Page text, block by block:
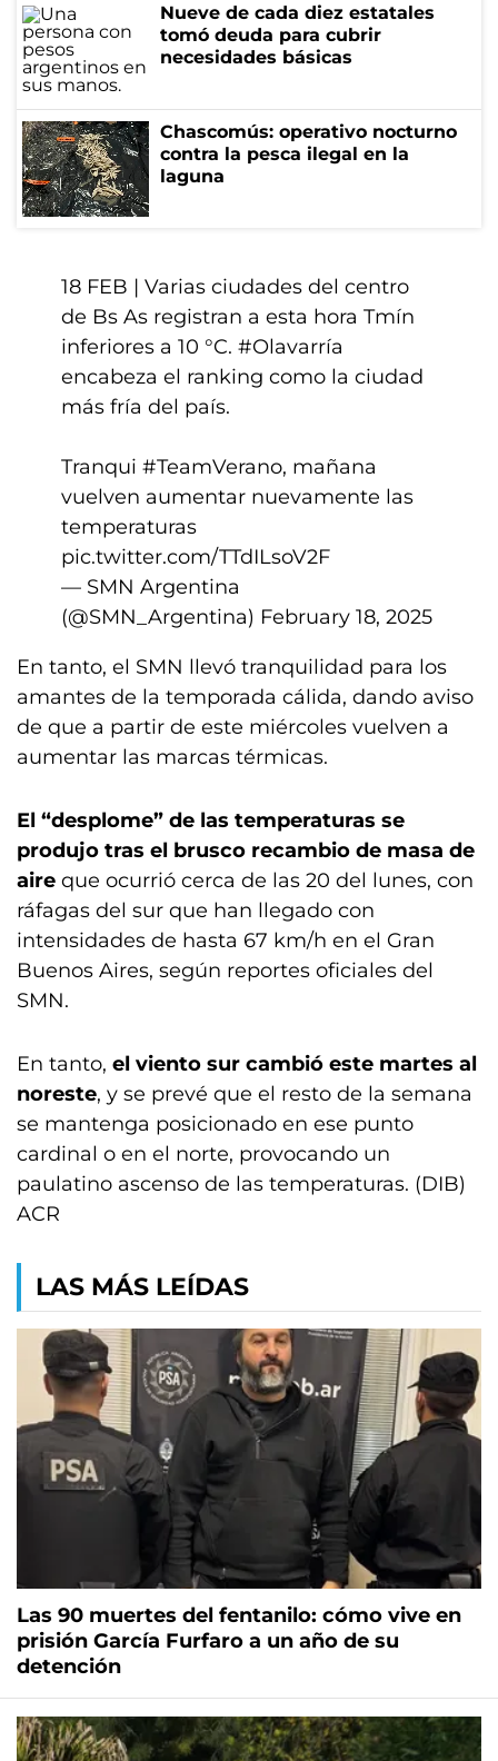
Nueve de cada diez estatales
tomó deuda para cubrir
necesidades básicas
Chascomús: operativo nocturno
contra la pesca ilegal en la
laguna
18 FEB | Varias ciudades del centro
de Bs As registran a esta hora Tmín
inferiores a 10 °C. #Olavarría
encabeza el ranking como la ciudad
más fría del país.
Tranqui #TeamVerano, mañana
vuelven aumentar nuevamente las
temperaturas
pic.twitter.com/TTdILsoV2F
— SMN Argentina
(@SMN_Argentina) February 18, 2025
En tanto, el SMN llevó tranquilidad para los
amantes de la temporada cálida, dando aviso
de que a partir de este miércoles vuelven a
aumentar las marcas térmicas.
El “desplome” de las temperaturas se
produjo tras el brusco recambio de masa de
aire que ocurrió cerca de las 20 del lunes, con
ráfagas del sur que han llegado con
intensidades de hasta 67 km/h en el Gran
Buenos Aires, según reportes oficiales del
SMN.
En tanto, el viento sur cambió este martes al
noreste, y se prevé que el resto de la semana
se mantenga posicionado en ese punto
cardinal o en el norte, provocando un
paulatino ascenso de las temperaturas. (DIB)
ACR
LAS MÁS LEÍDAS
Las 90 muertes del fentanilo: cómo vive en
prisión García Furfaro a un año de su
detención